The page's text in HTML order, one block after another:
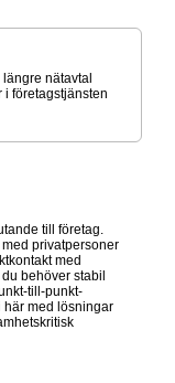
nätavtal
i företagstjänsten
till företag.
privatpersoner
med
behöver stabil
till-punkt-
här med lösningar